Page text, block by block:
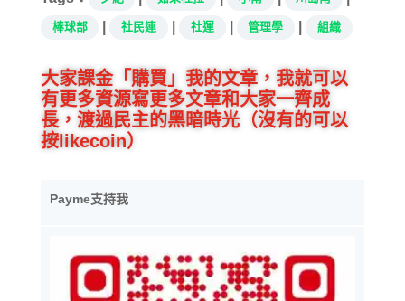
棒球部 社民連 社運 管理學 組織
大家課金「購買」我的文章，我就可以
有更多資源寫更多文章和大家一齊成
長，渡過民主的黑暗時光（沒有的可以
按likecoin）
Payme支持我